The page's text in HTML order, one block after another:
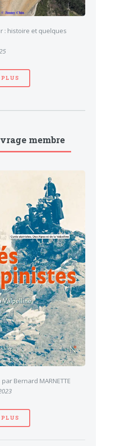
: histoire et quelques
PLUS
membre
Bernard MARNETTE
PLUS